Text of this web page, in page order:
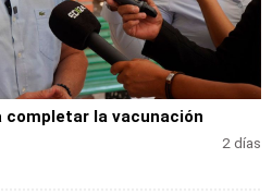
la vacunación
2 días